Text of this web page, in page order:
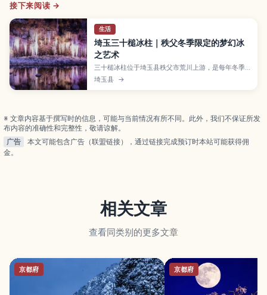
接下来阅读 →
生活
埼玉三十槌冰柱｜秩父冬季限定的梦幻冰
之艺术
三十槌冰柱位于埼玉县秩父市荒川上游，是每年冬季
才能看到的自然冰瀑景观。本文介绍高达数米的冰墙
与夜间灯光秀的看点、附近可顺游的冰柱景点和温
埼玉县 →
※ 文章内容基于撰写时的信息，可能与当前情况有所不同。此外，我们不保证所发
布内容的准确性和完整性，敬请谅解。
广告
本文可能包含广告（联盟链接），通过链接完成预订时本站可能获得佣
金。
相关文章
查看同类别的更多文章
京都府 京都府